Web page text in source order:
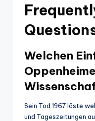
Welchen
Sein Tod 1967 löste
und Tageszeitungen